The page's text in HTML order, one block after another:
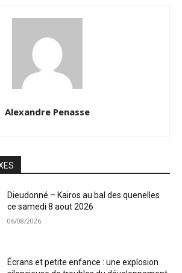
Alexandre Penasse
Dieudonné – Kairos au bal des quenelles
ce samedi 8 aout 2026
06/08/2026
Écrans et petite enfance : une explosion